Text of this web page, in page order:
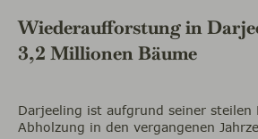
Wiederaufforstung in
3,2 Millionen Bäume
Darjeeling ist aufgrund seiner steilen
Abholzung in den vergangenen